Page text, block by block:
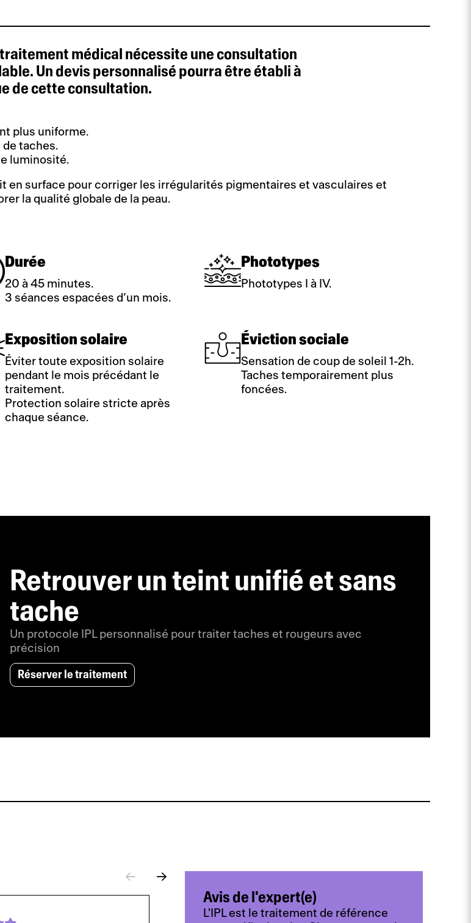
médical nécessite une consultation
Un devis personnalisé pourra être établi à
de cette consultation.
plus uniforme.
de taches.
luminosité.
en surface pour corriger les irrégularités pigmentaires et vasculaires et
la qualité globale de la peau.
Durée
20 à 45 minutes.
3 séances espacées d’un mois.
Phototypes
Phototypes I à IV.
Exposition solaire
Éviter toute exposition solaire
pendant le mois précédant le
traitement.
Protection solaire stricte après
chaque séance.
Éviction sociale
Sensation de coup de soleil 1-2h.
Taches temporairement plus
foncées.
Retrouver un teint unifié et sans
tache
Un protocole IPL personnalisé pour traiter taches et rougeurs avec
précision
Réserver le traitement
Avis de l'expert(e)
L'IPL est le traitement de référence